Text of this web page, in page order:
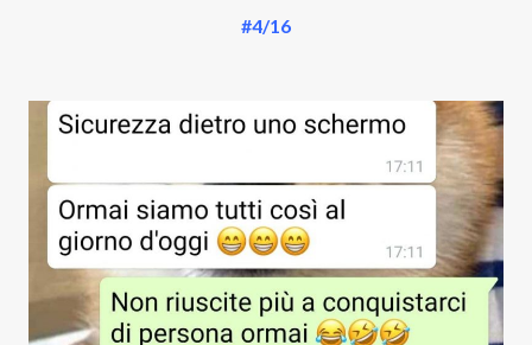
#4/16